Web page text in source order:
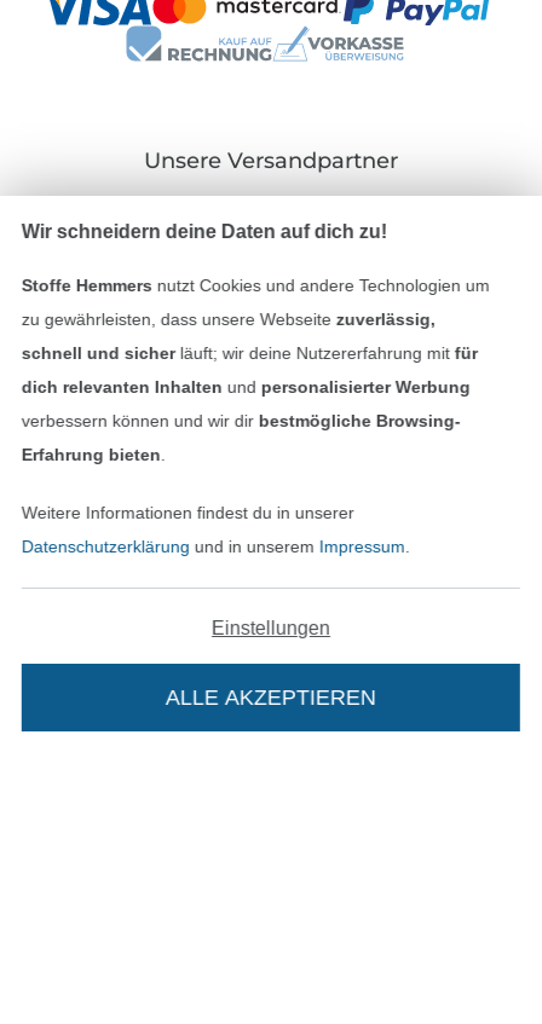
Unsere Versandpartner
Impressum
AGB
Widerrufsrecht
In den deutschen Shop wechseln (aktuell
Wir schneidern deine Daten auf dich zu!
Stoffe Hemmers nutzt Cookies und andere Technologien um
zu gewährleisten, dass unsere Webseite zuverlässig,
schnell und sicherläuft; wir deine Nutzererfahrung mitfür
dich relevanten Inhalten und personalisierter Werbung
verbessern können und wir dir bestmögliche Browsing-
Erfahrung bieten
Weitere Informationen findest du in unserer
Datenschutzerklärung und in unserem Impressum
Einstellungen
ALLE AKZEPTIEREN